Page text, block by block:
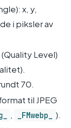
x, y,
i piksler av
Level)
70.
til JPEG
, _FMwebp_ ).